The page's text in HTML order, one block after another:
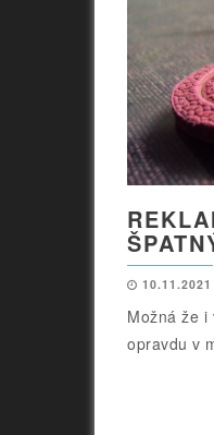
10.11.2021
Možná že
opravdu v